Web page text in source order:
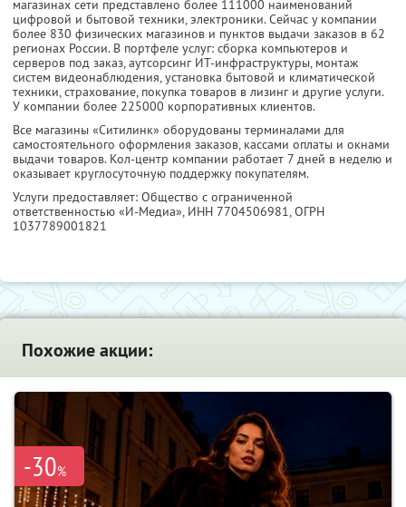
магазинах сети представлено более 111000 наименований
цифровой и бытовой техники, электроники. Сейчас у компании
более 830 физических магазинов и пунктов выдачи заказов в 62
регионах России. В портфеле услуг: сборка компьютеров и
серверов под заказ, аутсорсинг ИТ-инфраструктуры, монтаж
систем видеонаблюдения, установка бытовой и климатической
техники, страхование, покупка товаров в лизинг и другие услуги.
У компании более 225000 корпоративных клиентов.
Все магазины «Ситилинк» оборудованы терминалами для
самостоятельного оформления заказов, кассами оплаты и окнами
выдачи товаров. Кол-центр компании работает 7 дней в неделю и
оказывает круглосуточную поддержку покупателям.
Услуги предоставляет: Общество с ограниченной
ответственностью «И-Медиа», ИНН 7704506981, ОГРН
1037789001821
Похожие акции:
-30%